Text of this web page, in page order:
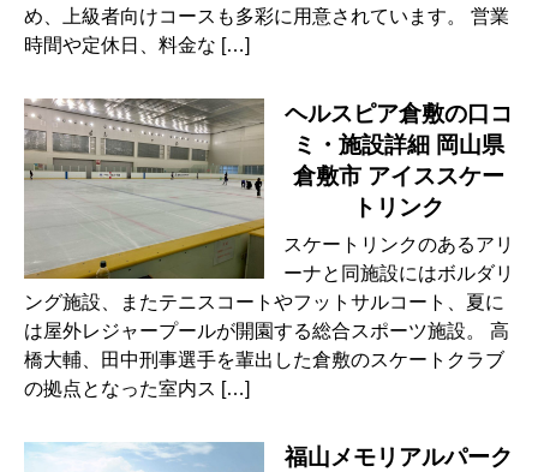
め、上級者向けコースも多彩に用意されています。 営業
時間や定休日、料金な […]
ヘルスピア倉敷の口コ
ミ・施設詳細 岡山県
倉敷市 アイススケー
トリンク
スケートリンクのあるアリ
ーナと同施設にはボルダリ
ング施設、またテニスコートやフットサルコート、夏に
は屋外レジャープールが開園する総合スポーツ施設。 高
橋大輔、田中刑事選手を輩出した倉敷のスケートクラブ
の拠点となった室内ス […]
福山メモリアルパーク